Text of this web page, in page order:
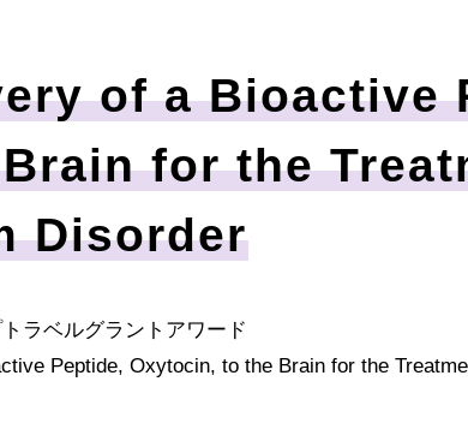
of a Bioactive
for the
Disorder
ラベルグラントアワード
Peptide, Oxytocin, to the Brain for the